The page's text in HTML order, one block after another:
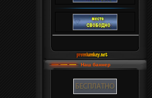
Наш баннер